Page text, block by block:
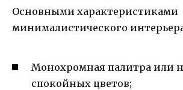
Основными характеристиками
минималистического
Монохромная палитра или
спокойных цветов;